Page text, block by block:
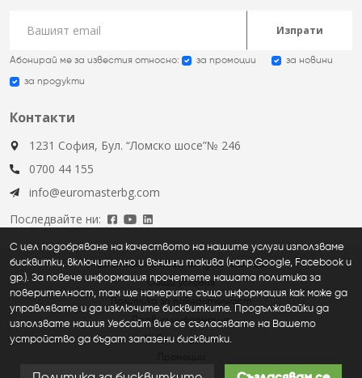
Изпрати
Абонирай ме за известия относно: за промоции за новини
за продукти
Контакти
1231 София, Бул. “Ломско шосе”№ 246
0700 44 155
info@euromasterbg.com
Последвайте ни:
Euromaster © 2026, all rights reserved
Общи условия
Правна информация
Нови продукти
С цел подобряване на качеството на нашите услуги използваме
бисквитки, включително и външни такива (напр.Google, Facebook и
др.). За повече информация прочетете нашата политика за
поверителност, там ще намерите също информация как може да
управлявате и да изключите бисквитките. Продължавайки да
използвате нашия Уебсайт вие се съгласявате на Вашето
устройство да бъдат запазени бисквитки.